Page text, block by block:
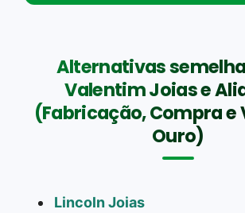
Alternativas
Valentim Joias e
(Fabricação, Compra e
Ouro)
Lincoln Joias